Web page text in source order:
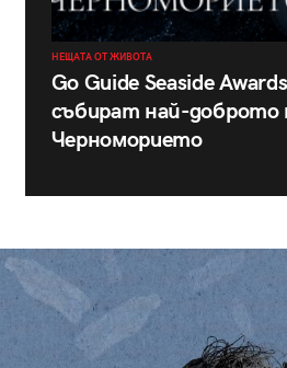
НЕЩАТА ОТ ЖИВОТА
Go Guide Seaside
събират най-доброто
Черноморието